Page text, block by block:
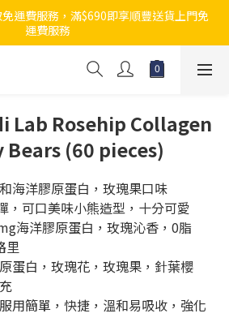
運費服務，滿$690即享順豐送貨上門免
運費服務
Lab Rosehip Collagen
Bears (60 pieces)
海洋膠原蛋白，玫瑰果口味
，可口美味小熊造型，十分可愛
海洋膠原蛋白，玫瑰沁香，0脂
里
蛋白，玫瑰花，玫瑰果，針葉櫻
用簡單，快捷，溫和易吸收，強化